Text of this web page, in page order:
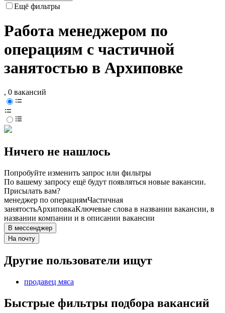
Ещё фильтры
Работа менеджером по
операциям с частичной
занятостью в Архиповке
, 0 вакансий
Ничего не нашлось
Попробуйте изменить запрос или фильтры
По вашему запросу ещё будут появляться новые вакансии.
Присылать вам?
менеджер по операциямЧастичная
занятостьАрхиповкаКлючевые слова в названии вакансии, в
названии компании и в описании вакансии
В мессенджер
На почту
Другие пользователи ищут
продавец мяса
Быстрые фильтры подбора вакансий